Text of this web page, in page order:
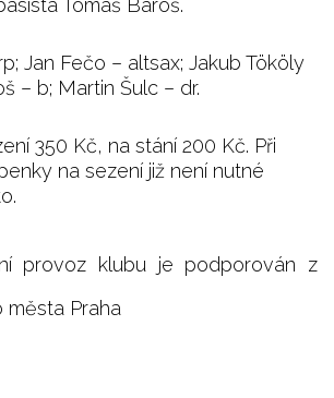
Tomáš Baroš.
Jan Fečo – altsax; Jakub Tököly
– b; Martin Šulc – dr.
350 Kč, na stání 200 Kč. Při
na sezení již není nutné
provoz klubu je podporován z
města Praha